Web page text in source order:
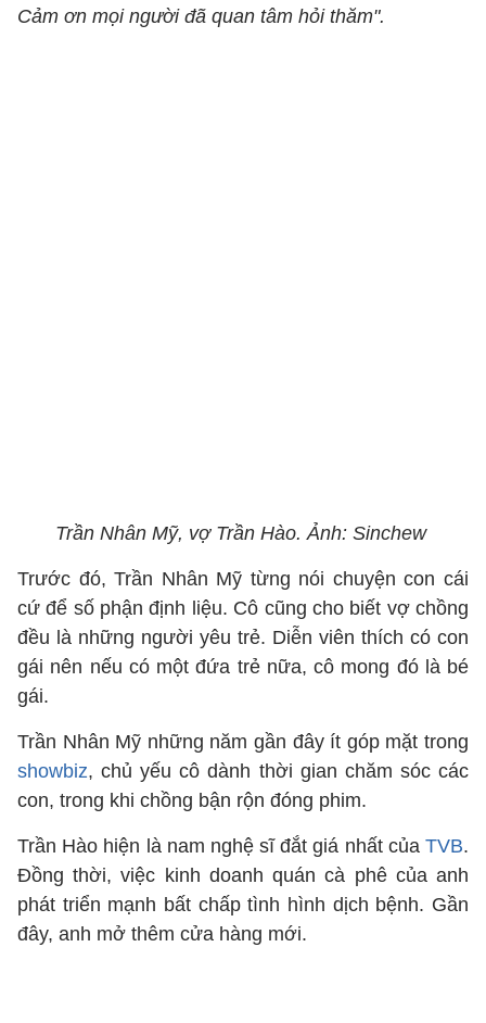
Cảm ơn mọi người đã quan tâm hỏi thăm".
Trần Nhân Mỹ, vợ Trần Hào. Ảnh: Sinchew
Trước đó, Trần Nhân Mỹ từng nói chuyện con cái
cứ để số phận định liệu. Cô cũng cho biết vợ chồng
đều là những người yêu trẻ. Diễn viên thích có con
gái nên nếu có một đứa trẻ nữa, cô mong đó là bé
gái.
Trần Nhân Mỹ những năm gần đây ít góp mặt trong
showbiz, chủ yếu cô dành thời gian chăm sóc các
con, trong khi chồng bận rộn đóng phim.
Trần Hào hiện là nam nghệ sĩ đắt giá nhất của TVB.
Đồng thời, việc kinh doanh quán cà phê của anh
phát triển mạnh bất chấp tình hình dịch bệnh. Gần
đây, anh mở thêm cửa hàng mới.